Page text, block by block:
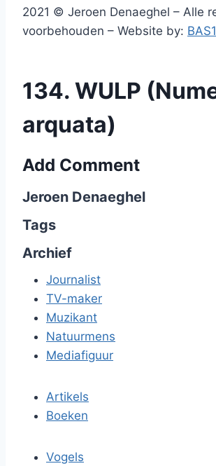
2021 © Jeroen Denaeghel – Alle
voorbehouden – Website by:
134. WULP
arquata)
Add Comment
Jeroen Denaeghel
Tags
Archief
Journalist
TV-maker
Muzikant
Natuurmens
Mediafiguur
Artikels
Boeken
Vogels